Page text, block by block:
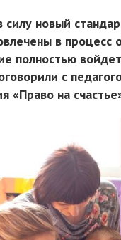
силу новый
в процесс
полностью
с
«Право на